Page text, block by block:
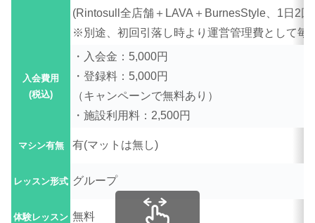
(Rintosull全店舗＋LAVA＋BurnesStyle、1日2回
※別途、初回引落し時より運営管理費として毎
入会費用
(税込)
・入会金：5,000円
・登録料：5,000円
（キャンペーンで無料あり）
・施設利用料：2,500円
マシン有無 有(マットは無し)
レッスン形式 グループ
体験レッスン 無料